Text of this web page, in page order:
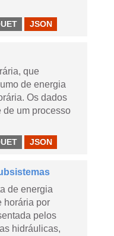
JSON
que
de energia
Os dados
um processo
JSON
de energia
horária por
pelos
hidráulicas,